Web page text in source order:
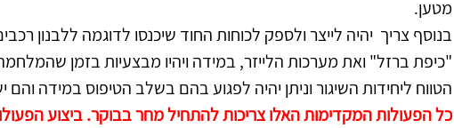
מטען.
בנוסף צריך  יהיה לייצר ולספק לכוחות החוד שיכנסו לדוגמה ללבנון
"כיפת ברזל" ואת מערכות הלייזר, במידה ויהיו מבצעיות בזמן
הטווח ליחידות השיגור וניתן יהיה לפגוע בהם בשלב הטיפוס במידה והם
כל הפעולות המקדימות האלו צריכות להתחיל מחר בבוקר. ביצוע